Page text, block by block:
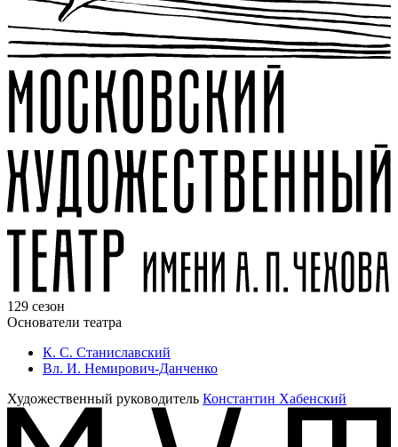
129 сезон
Основатели театра
К. С. Станиславский
Вл. И. Немирович-Данченко
Художественный руководитель Константин Хабенский